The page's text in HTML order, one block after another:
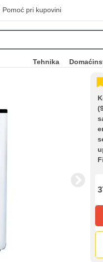
Pomoć pri kupovini
Tehnika